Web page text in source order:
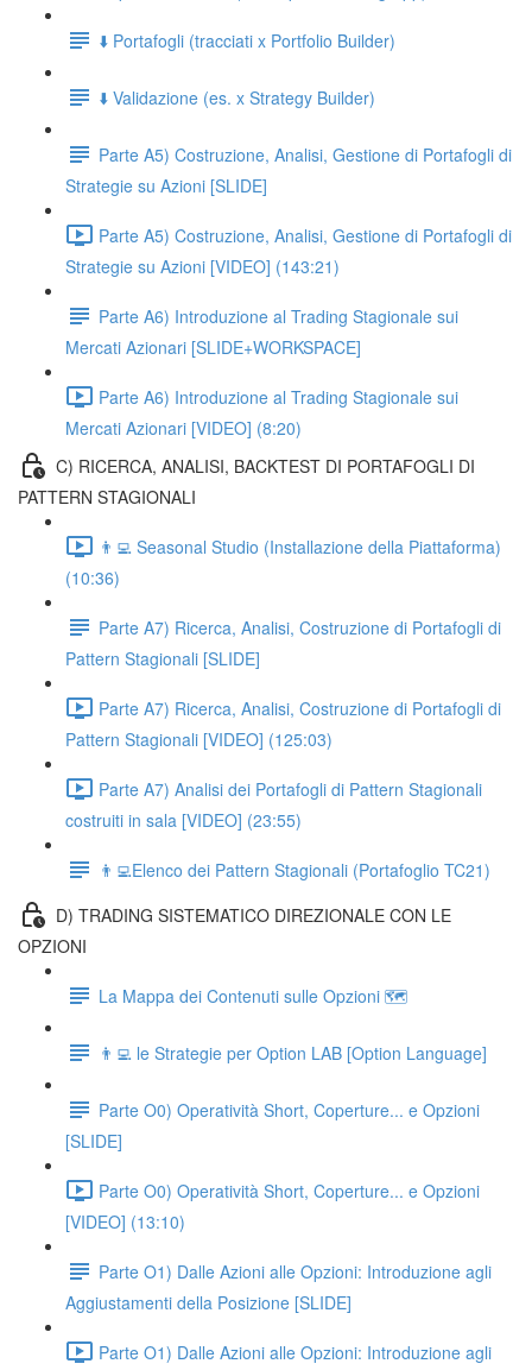
⬇️ Portafogli (tracciati x Portfolio Builder)
⬇️ Validazione (es. x Strategy Builder)
Parte A5) Costruzione, Analisi, Gestione di Portafogli di
Strategie su Azioni [SLIDE]
Parte A5) Costruzione, Analisi, Gestione di Portafogli di
Strategie su Azioni [VIDEO] (143:21)
Parte A6) Introduzione al Trading Stagionale sui
Mercati Azionari [SLIDE+WORKSPACE]
Parte A6) Introduzione al Trading Stagionale sui
Mercati Azionari [VIDEO] (8:20)
C) RICERCA, ANALISI, BACKTEST DI PORTAFOGLI DI
PATTERN STAGIONALI
👨‍💻 Seasonal Studio (Installazione della Piattaforma)
(10:36)
Parte A7) Ricerca, Analisi, Costruzione di Portafogli di
Pattern Stagionali [SLIDE]
Parte A7) Ricerca, Analisi, Costruzione di Portafogli di
Pattern Stagionali [VIDEO] (125:03)
Parte A7) Analisi dei Portafogli di Pattern Stagionali
costruiti in sala [VIDEO] (23:55)
👨‍💻Elenco dei Pattern Stagionali (Portafoglio TC21)
D) TRADING SISTEMATICO DIREZIONALE CON LE
OPZIONI
La Mappa dei Contenuti sulle Opzioni 🗺
👨‍💻 le Strategie per Option LAB [Option Language]
Parte O0) Operatività Short, Coperture... e Opzioni
[SLIDE]
Parte O0) Operatività Short, Coperture... e Opzioni
[VIDEO] (13:10)
Parte O1) Dalle Azioni alle Opzioni: Introduzione agli
Aggiustamenti della Posizione [SLIDE]
Parte O1) Dalle Azioni alle Opzioni: Introduzione agli